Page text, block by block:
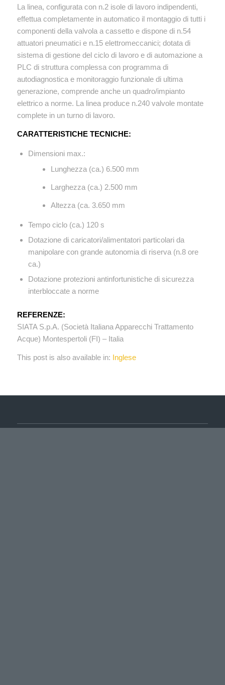
La linea, configurata con n.2 isole di lavoro indipendenti,
effettua completamente in automatico il montaggio di tutti i
componenti della valvola a cassetto e dispone di n.54
attuatori pneumatici e n.15 elettromeccanici; dotata di
sistema di gestione del ciclo di lavoro e di automazione a
PLC di struttura complessa con programma di
autodiagnostica e monitoraggio funzionale di ultima
generazione, comprende anche un quadro/impianto
elettrico a norme. La linea produce n.240 valvole montate
complete in un turno di lavoro.
CARATTERISTICHE TECNICHE:
Dimensioni max.:
Lunghezza (ca.) 6.500 mm
Larghezza (ca.) 2.500 mm
Altezza (ca. 3.650 mm
Tempo ciclo (ca.) 120 s
Dotazione di caricatori/alimentatori particolari da
manipolare con grande autonomia di riserva (n.8 ore
ca.)
Dotazione protezioni antinfortunistiche di sicurezza
interbloccate a norme
REFERENZE:
SIATA S.p.A. (Società Italiana Apparecchi Trattamento
Acque) Montespertoli (FI) – Italia
This post is also available in: Inglese